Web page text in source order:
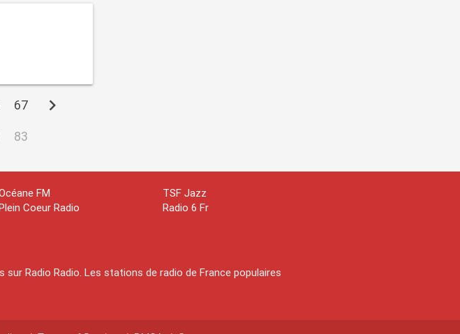
67 chevron_right
83
FM
Coeur Radio
TSF Jazz
Radio 6 Fr
Radio Radio. Les stations de radio de France populaires